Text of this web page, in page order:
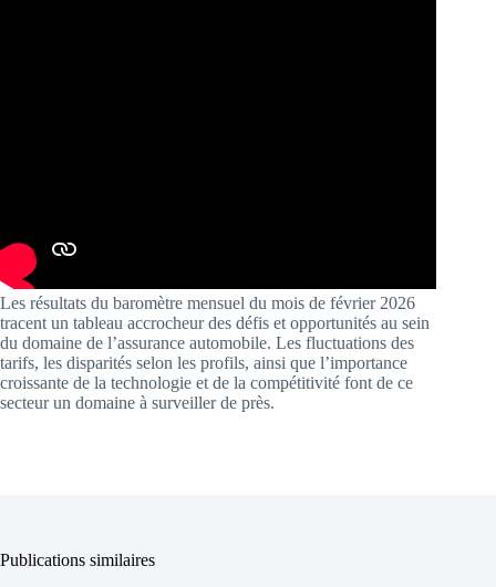
Les résultats du baromètre mensuel du mois de février 2026
tracent un tableau accrocheur des défis et opportunités au sein
du domaine de l’assurance automobile. Les fluctuations des
tarifs, les disparités selon les profils, ainsi que l’importance
croissante de la technologie et de la compétitivité font de ce
secteur un domaine à surveiller de près.
Publications similaires